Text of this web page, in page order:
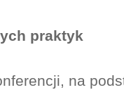
praktyk
na